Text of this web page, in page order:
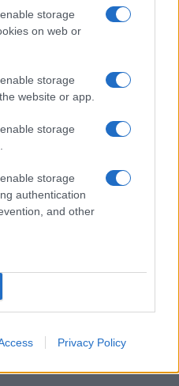
storage
on web or
storage
website or app.
storage
storage
authentication
and other
Privacy Policy